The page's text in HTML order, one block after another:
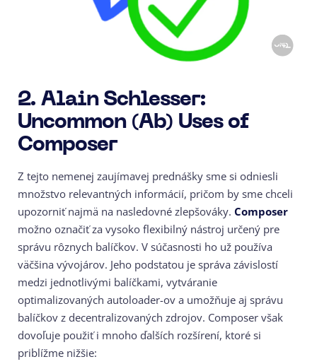
2. Alain Schlesser:
Uncommon (Ab) Uses of
Composer
Z tejto nemenej zaujímavej prednášky sme si odniesli
množstvo relevantných informácií, pričom by sme chceli
upozorniť najmä na nasledovné zlepšováky. Composer
možno označiť za vysoko flexibilný nástroj určený pre
správu rôznych balíčkov. V súčasnosti ho už používa
väčšina vývojárov. Jeho podstatou je správa závislostí
medzi jednotlivými balíčkami, vytváranie
optimalizovaných autoloader-ov a umožňuje aj správu
balíčkov z decentralizovaných zdrojov. Composer však
dovoľuje použiť i mnoho ďalších rozšírení, ktoré si
priblížme nižšie: